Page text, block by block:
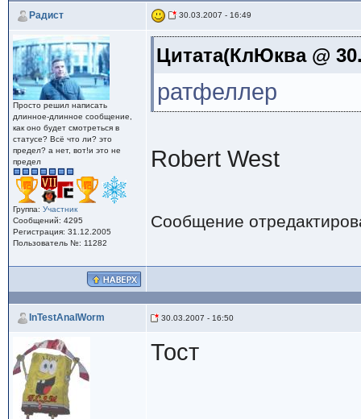
Радист 30.03.2007 - 16:49
Просто решил написать
длинное-длинное сообщение,
как оно будет смотреться в
статусе? Всё что ли? это
предел? а нет, вот!и это не
предел
Группа: Участник
Сообщений: 4295
Регистрация: 31.12.2005
Пользователь №: 11282
Цитата(КлЮква @
ратфеллер
Robert West
Сообщение
InTestAnalWorm 30.03.2007 - 16:50
Тост